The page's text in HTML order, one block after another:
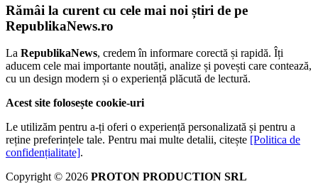
Rămâi la curent cu cele mai noi știri de pe
RepublikaNews.ro
La RepublikaNews, credem în informare corectă și rapidă. Îți
aducem cele mai importante noutăți, analize și povești care contează,
cu un design modern și o experiență plăcută de lectură.
Acest site folosește cookie-uri
Le utilizăm pentru a-ți oferi o experiență personalizată și pentru a
reține preferințele tale. Pentru mai multe detalii, citește [Politica de
confidențialitate].
Copyright © 2026 PROTON PRODUCTION SRL